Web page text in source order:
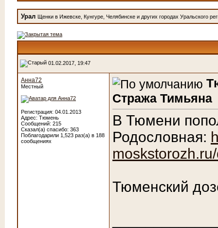
Урал Щенки в Ижевске, Кунгуре, Челябинске и других городах Уральского
01.02.2017, 19:47
Анна72
Местный
Регистрация: 04.01.2013
Адрес: Тюмень
Сообщений: 215
Сказал(а) спасибо: 363
Поблагодарили 1,523 раз(а) в 188
сообщениях
Стража Тимьяна
В Тюмени
Родословная:
Тюменский